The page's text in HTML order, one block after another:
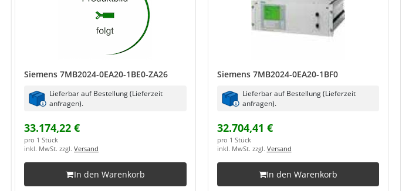
Siemens 7MB2024-0EA20-1BE0-ZA26
Lieferbar auf Bestellung (Lieferzeit
anfragen).
33.174,22 €
pro 1 Stück
inkl. MwSt. zzgl. Versand
In den Warenkorb
Siemens 7MB2024-0EA20-1BF0
Lieferbar auf Bestellung (Lieferzeit
anfragen).
32.704,41 €
pro 1 Stück
inkl. MwSt. zzgl. Versand
In den Warenkorb